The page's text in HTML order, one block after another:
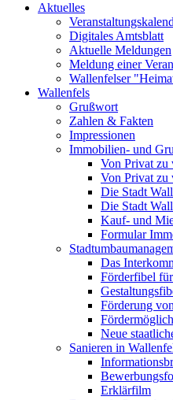
Aktuelles
Digitales Amtsblatt
Aktuelle Meldungen
Meldung einer
Wallenfelser
Wallenfels
Grußwort
Zahlen & Fakten
Impressionen
Immobilien- und
Von Privat zu
Von Privat zu
Die Stadt
Die Stadt
Kauf- und
Formular
Das
Förderfibel
Förderung
Neue
Sanieren in
Erklärfilm